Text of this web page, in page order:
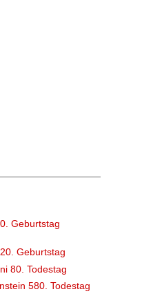
Geburtstag
Geburtstag
80. Todestag
580. Todestag